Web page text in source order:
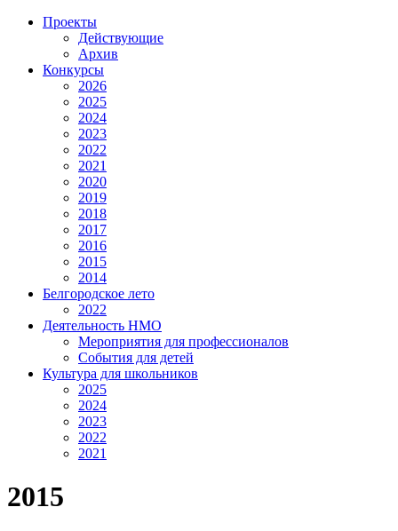
Проекты
Действующие
Архив
Конкурсы
2026
2025
2024
2023
2022
2021
2020
2019
2018
2017
2016
2015
2014
Белгородское лето
2022
Деятельность НМО
Мероприятия для профессионалов
События для детей
Культура для школьников
2025
2024
2023
2022
2021
2015